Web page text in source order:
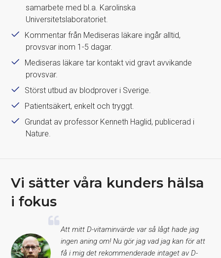
samarbete med bl.a. Karolinska
Universitetslaboratoriet.
Kommentar från Mediseras läkare ingår alltid,
provsvar inom 1-5 dagar.
Mediseras läkare tar kontakt vid gravt avvikande
provsvar.
Störst utbud av blodprover i Sverige.
Patientsäkert, enkelt och tryggt.
Grundat av professor Kenneth Haglid, publicerad i
Nature.
Vi sätter våra kunders hälsa
i fokus
Att mitt D-vitaminvärde var så lågt hade jag
ingen aning om! Nu gör jag vad jag kan för att
få i mig det rekommenderade intaget av D-